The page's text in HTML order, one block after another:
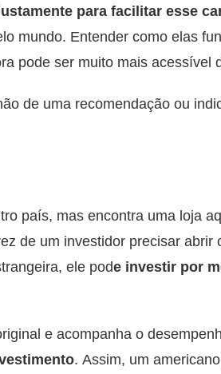
para facilitar esse
mundo. Entender como elas
pode ser muito mais acessível
de uma recomendação ou
país, mas encontra uma loja
de um investidor precisar abrir
ele pode investir por
e acompanha o
. Assim, um